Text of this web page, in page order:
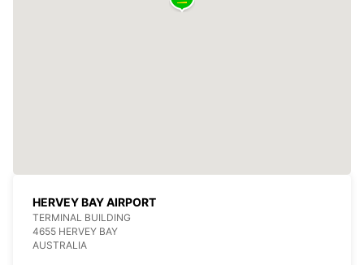
HERVEY BAY AIRPORT
TERMINAL BUILDING
4655 HERVEY BAY
AUSTRALIA